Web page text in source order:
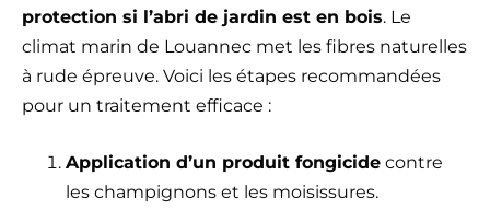
protection si l’abri de jardin est en bois. Le
climat marin de Louannec met les fibres naturelles
à rude épreuve. Voici les étapes recommandées
pour un traitement efficace :
Application d’un produit fongicide contre
les champignons et les moisissures.